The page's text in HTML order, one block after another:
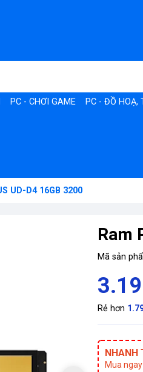
PC - CHƠI GAME PC - ĐỒ HOẠ,
UD-D4 16GB 3200
Ram
Mã sản
Rẻ hơn
NHANH
Mua